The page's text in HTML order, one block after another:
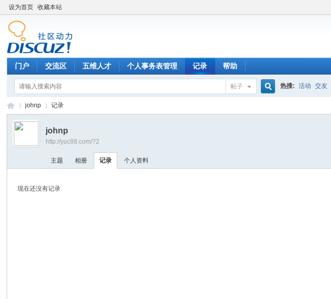
设为首页 收藏本站
门户 交流区 五维人才 个人事务表管理 记录 帮助
帖子 热搜: 活动 交友
›
johnp 记录
johnp
http://yuc88.com/?2
主题 相册 记录 个人资料
现在还没有记录